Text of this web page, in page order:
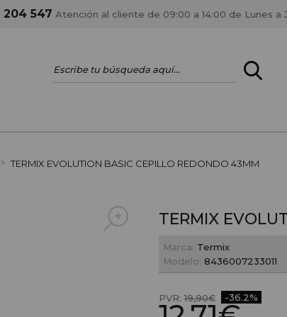
ENTRAR
como tal y
204 547 Atención al cliente de 09:00 a 14:00 de Lunes a
» TERMIX EVOLUTION BASIC CEPILLO REDONDO 43MM
TERMIX
Marca: Termix
Modelo: 8436007233011
PVR:19,90€ -36.2%